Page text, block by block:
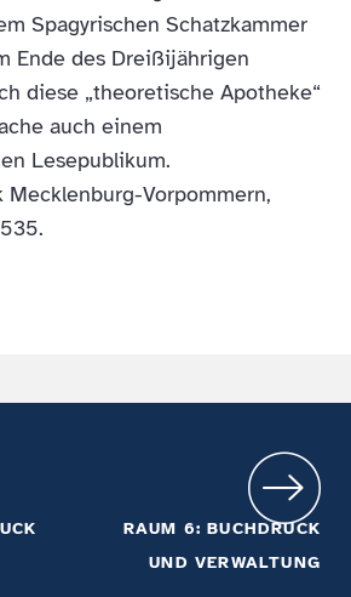
Spagyrischen Schatzkammer
Ende des Dreißijährigen
diese „theoretische Apotheke“
auch einem
Lesepublikum.
Vorpommern,
RAUM 6: BUCHDRUCK
UND VERWALTUNG